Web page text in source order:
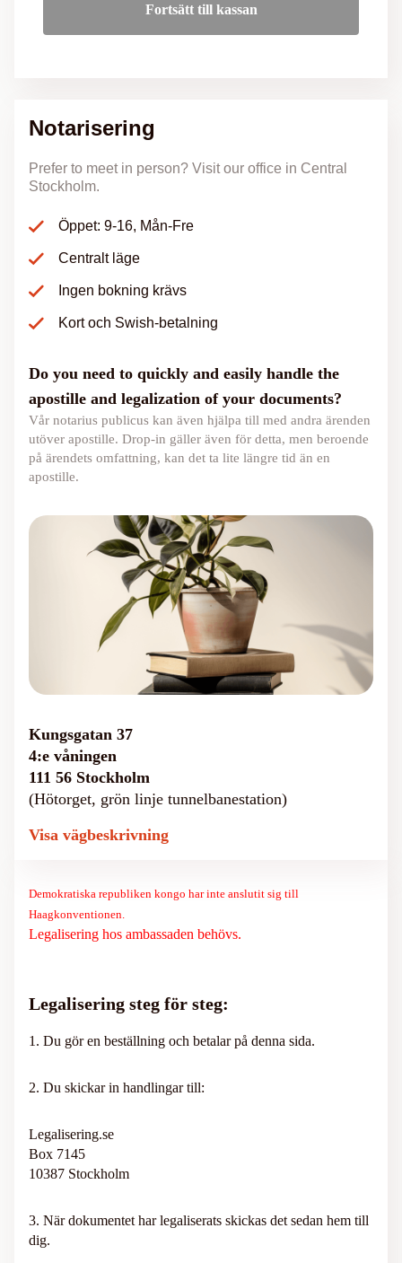
Demokratiska republiken kongo har inte anslutit sig till
Haagkonventionen.
Legalisering hos ambassaden behövs.
Legalisering steg för steg:
1. Du gör en beställning och betalar på denna sida.
2. Du skickar in handlingar till:
Legalisering.se
Box 7145
10387 Stockholm
3. När dokumentet har legaliserats skickas det sedan hem till
dig.
Fortsätt till kassan
Notarisering
Prefer to meet in person? Visit our office in Central
Stockholm.
Öppet: 9-16, Mån-Fre
Centralt läge
Ingen bokning krävs
Kort och Swish-betalning
Do you need to quickly and easily handle the
apostille and legalization of your documents?
Vår notarius publicus kan även hjälpa till med andra ärenden
utöver apostille. Drop-in gäller även för detta, men beroende
på ärendets omfattning, kan det ta lite längre tid än en
apostille.
Kungsgatan 37
4:e våningen
111 56 Stockholm
(Hötorget, grön linje tunnelbanestation)
Visa vägbeskrivning